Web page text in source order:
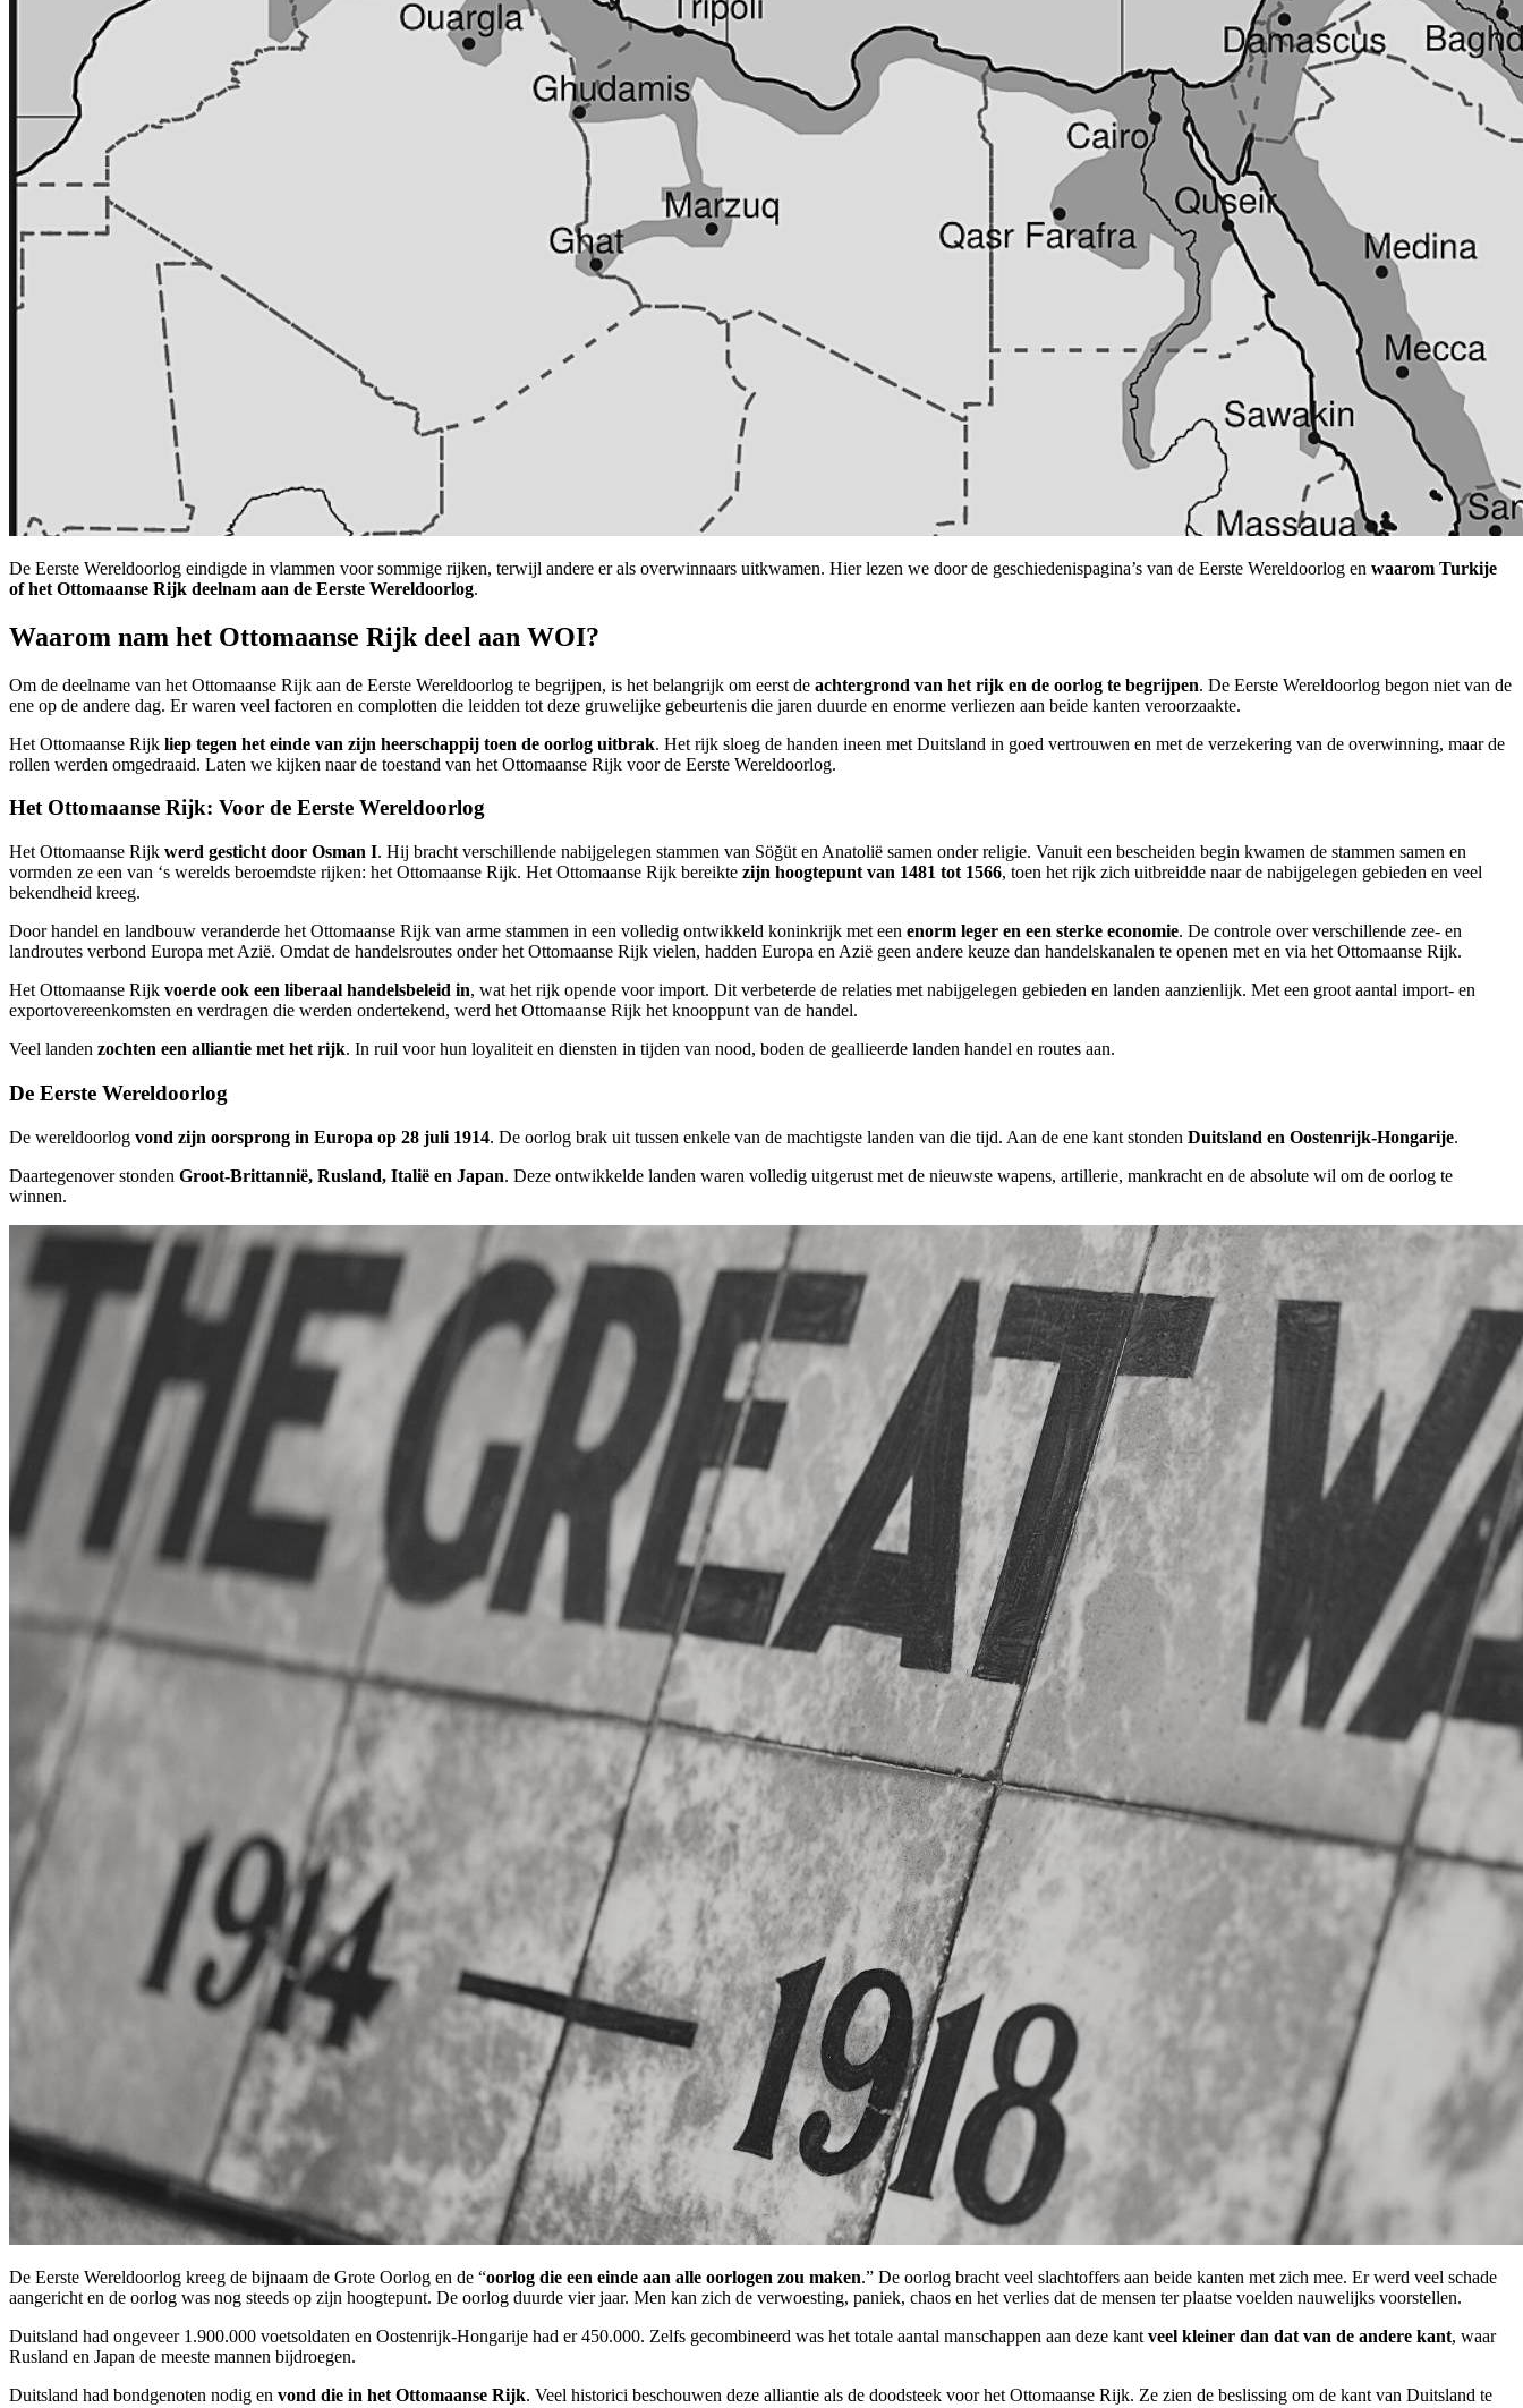
De Eerste Wereldoorlog eindigde in vlammen voor sommige rijken, terwijl andere er als overwinnaars uitkwamen. Hier lezen we door de geschiedenispagina’s van de Eerste Wereldoorlog en waarom Turkije
of het Ottomaanse Rijk deelnam aan de Eerste Wereldoorlog.
Waarom nam het Ottomaanse Rijk deel aan WOI?
Om de deelname van het Ottomaanse Rijk aan de Eerste Wereldoorlog te begrijpen, is het belangrijk om eerst de achtergrond van het rijk en de oorlog te begrijpen. De Eerste Wereldoorlog begon niet van de
ene op de andere dag. Er waren veel factoren en complotten die leidden tot deze gruwelijke gebeurtenis die jaren duurde en enorme verliezen aan beide kanten veroorzaakte.
Het Ottomaanse Rijk liep tegen het einde van zijn heerschappij toen de oorlog uitbrak. Het rijk sloeg de handen ineen met Duitsland in goed vertrouwen en met de verzekering van de overwinning, maar de
rollen werden omgedraaid. Laten we kijken naar de toestand van het Ottomaanse Rijk voor de Eerste Wereldoorlog.
Het Ottomaanse Rijk: Voor de Eerste Wereldoorlog
Het Ottomaanse Rijk werd gesticht door Osman I. Hij bracht verschillende nabijgelegen stammen van Söğüt en Anatolië samen onder religie. Vanuit een bescheiden begin kwamen de stammen samen en
vormden ze een van ‘s werelds beroemdste rijken: het Ottomaanse Rijk. Het Ottomaanse Rijk bereikte zijn hoogtepunt van 1481 tot 1566, toen het rijk zich uitbreidde naar de nabijgelegen gebieden en veel
bekendheid kreeg.
Door handel en landbouw veranderde het Ottomaanse Rijk van arme stammen in een volledig ontwikkeld koninkrijk met een enorm leger en een sterke economie. De controle over verschillende zee- en
landroutes verbond Europa met Azië. Omdat de handelsroutes onder het Ottomaanse Rijk vielen, hadden Europa en Azië geen andere keuze dan handelskanalen te openen met en via het Ottomaanse Rijk.
Het Ottomaanse Rijk voerde ook een liberaal handelsbeleid in, wat het rijk opende voor import. Dit verbeterde de relaties met nabijgelegen gebieden en landen aanzienlijk. Met een groot aantal import- en
exportovereenkomsten en verdragen die werden ondertekend, werd het Ottomaanse Rijk het knooppunt van de handel.
Veel landen zochten een alliantie met het rijk. In ruil voor hun loyaliteit en diensten in tijden van nood, boden de geallieerde landen handel en routes aan.
De Eerste Wereldoorlog
De wereldoorlog vond zijn oorsprong in Europa op 28 juli 1914. De oorlog brak uit tussen enkele van de machtigste landen van die tijd. Aan de ene kant stonden Duitsland en Oostenrijk-Hongarije.
Daartegenover stonden Groot-Brittannië, Rusland, Italië en Japan. Deze ontwikkelde landen waren volledig uitgerust met de nieuwste wapens, artillerie, mankracht en de absolute wil om de oorlog te
winnen.
De Eerste Wereldoorlog kreeg de bijnaam de Grote Oorlog en de “oorlog die een einde aan alle oorlogen zou maken.” De oorlog bracht veel slachtoffers aan beide kanten met zich mee. Er werd veel schade
aangericht en de oorlog was nog steeds op zijn hoogtepunt. De oorlog duurde vier jaar. Men kan zich de verwoesting, paniek, chaos en het verlies dat de mensen ter plaatse voelden nauwelijks voorstellen.
Duitsland had ongeveer 1.900.000 voetsoldaten en Oostenrijk-Hongarije had er 450.000. Zelfs gecombineerd was het totale aantal manschappen aan deze kant veel kleiner dan dat van de andere kant, waar
Rusland en Japan de meeste mannen bijdroegen.
Duitsland had bondgenoten nodig en vond die in het Ottomaanse Rijk. Veel historici beschouwen deze alliantie als de doodsteek voor het Ottomaanse Rijk. Ze zien de beslissing om de kant van Duitsland te